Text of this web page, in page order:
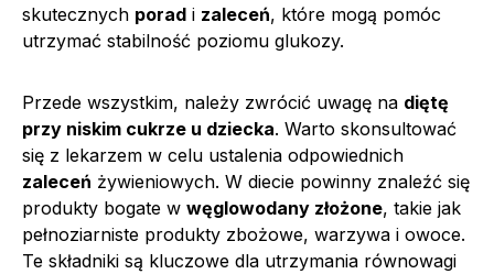
skutecznych porad i zaleceń, które mogą pomóc
utrzymać stabilność poziomu glukozy.
Przede wszystkim, należy zwrócić uwagę na diętę
przy niskim cukrze u dziecka. Warto skonsultować
się z lekarzem w celu ustalenia odpowiednich
zaleceń żywieniowych. W diecie powinny znaleźć się
produkty bogate w węglowodany złożone, takie jak
pełnoziarniste produkty zbożowe, warzywa i owoce.
Te składniki są kluczowe dla utrzymania równowagi